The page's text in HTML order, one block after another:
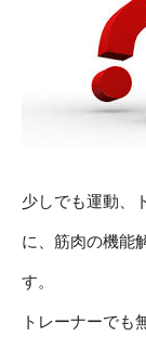
少しでも運動、
に、筋肉の機能
す。
トレーナーでも